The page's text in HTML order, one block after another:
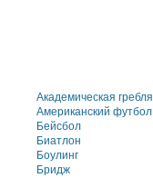
Академическая гребля
Американский футбол
Бейсбол
Биатлон
Боулинг
Бридж